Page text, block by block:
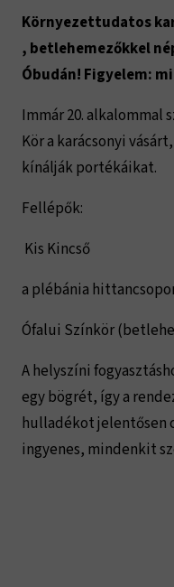
Környezettudatos
, betlehemezőkkel
Óbudán! Figyelem:
Immár 20. alkalommal
Kör a karácsonyi
kínálják portékáikat.
Fellépők:
Kis Kincső
a plébánia
Ófalui Színkör
A helyszíni
egy bögrét, így a
hulladékot jelentősen
ingyenes, mindenkit